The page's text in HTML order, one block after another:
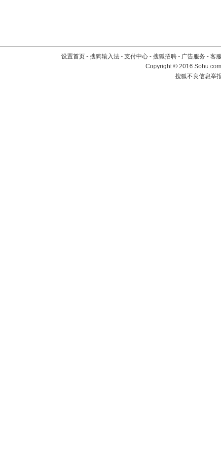
设置首页 - 搜狗输入法 - 支付中心 - 搜狐招聘 - 广告服务 - 客
Copyright©2016
搜狐不良信息举